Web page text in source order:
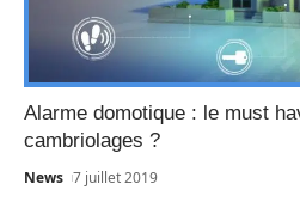
Alarme domotique : le must
cambriolages ?
News 7 juillet 2019